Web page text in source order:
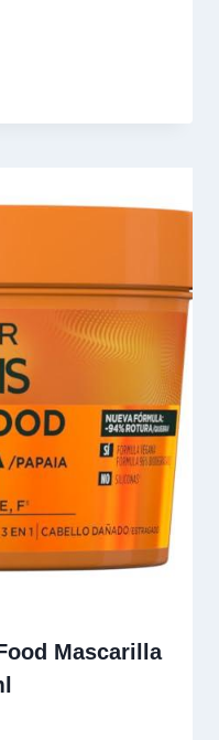
Mascarilla